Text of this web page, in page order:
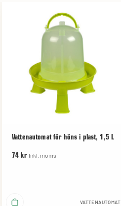
Vattenautomat för höns i plast, 1,5 L
74 kr Inkl. moms
VATTENAUTOMAT